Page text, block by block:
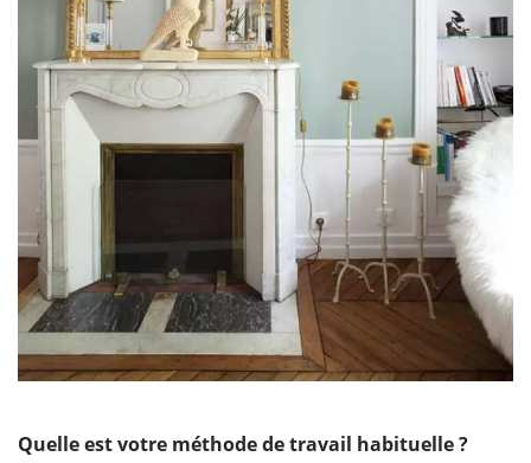
Quelle est votre méthode de travail habituelle ?